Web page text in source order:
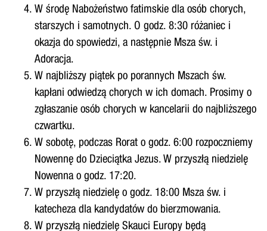
W środę Nabożeństwo fatimskie dla osób chorych,
starszych i samotnych. O godz. 8:30 różaniec i
okazja do spowiedzi, a następnie Msza św. i
Adoracja.
W najbliższy piątek po porannych Mszach św.
kapłani odwiedzą chorych w ich domach. Prosimy o
zgłaszanie osób chorych w kancelarii do najbliższego
czwartku.
W sobotę, podczas Rorat o godz. 6:00 rozpoczniemy
Nowennę do Dzieciątka Jezus. W przyszłą niedzielę
Nowenna o godz. 17:20.
W przyszłą niedzielę o godz. 18:00 Msza św. i
katecheza dla kandydatów do bierzmowania.
W przyszłą niedzielę Skauci Europy będą